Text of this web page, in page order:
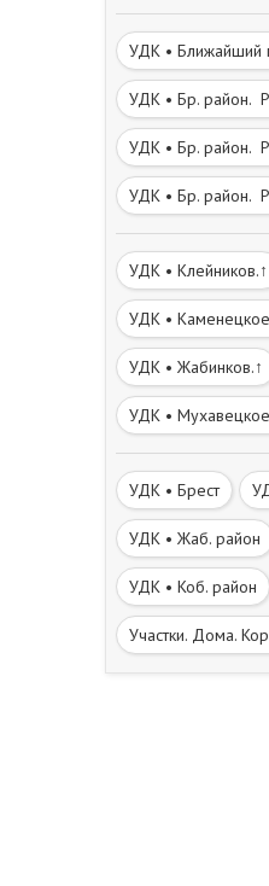
УДК •
УДК • Бр. район.
УДК • Бр. район.
УДК • Бр. район.
УДК • Клейников.↑
УДК •
УДК • Жабинков.↑
УДК •
УДК • Брест
УДК • Жаб. район
УДК • Коб. район
Участки. Дома.